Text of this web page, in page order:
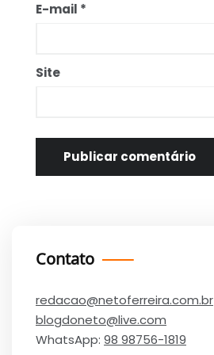
E-mail *
Site
Contato
redacao@netoferreira.com.br
blogdoneto@live.com
WhatsApp: 98 98756-1819